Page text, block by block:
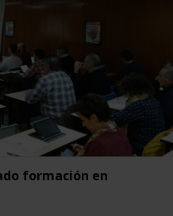
formación en